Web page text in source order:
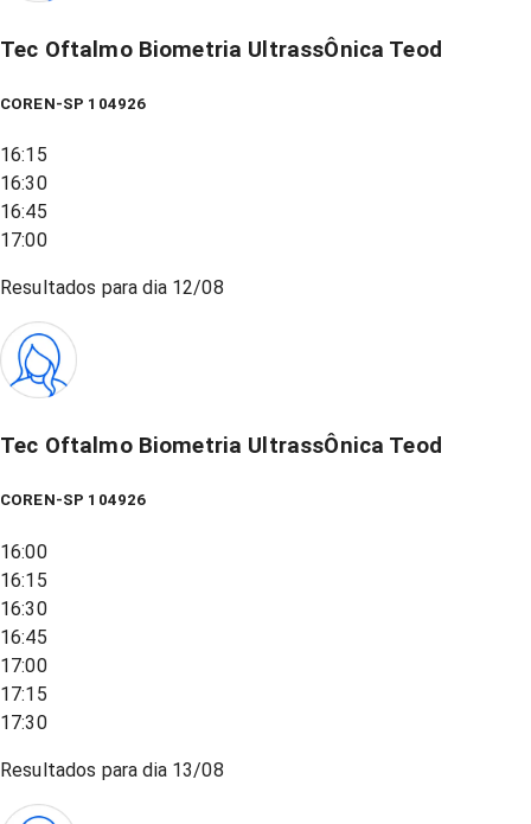
Tec Oftalmo Biometria UltrassÔnica Teod
COREN-SP 104926
16:15
16:30
16:45
17:00
Resultados para dia 12/08
Tec Oftalmo Biometria UltrassÔnica Teod
COREN-SP 104926
16:00
16:15
16:30
16:45
17:00
17:15
17:30
Resultados para dia 13/08